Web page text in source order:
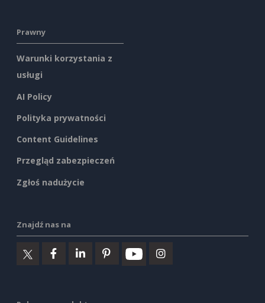
Prawny
Warunki korzystania z
usługi
AI Policy
Polityka prywatności
Content Guidelines
Przegląd zabezpieczeń
Zgłoś nadużycie
Znajdź nas na